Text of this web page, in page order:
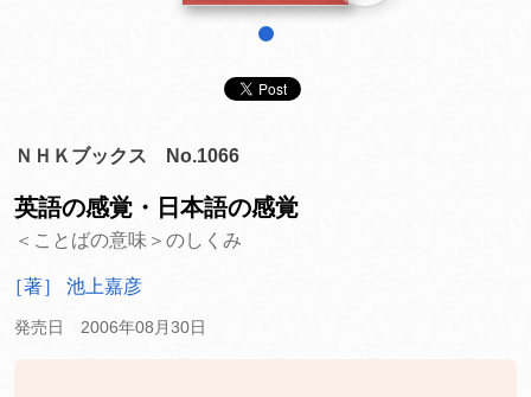
ＮＨＫブックス No.1066
英語の感覚・日本語の感覚
＜ことばの意味＞のしくみ
［著］ 池上嘉彦
発売日 2006年08月30日